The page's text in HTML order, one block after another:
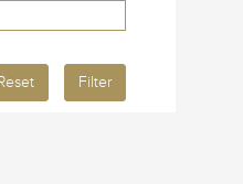
Filter